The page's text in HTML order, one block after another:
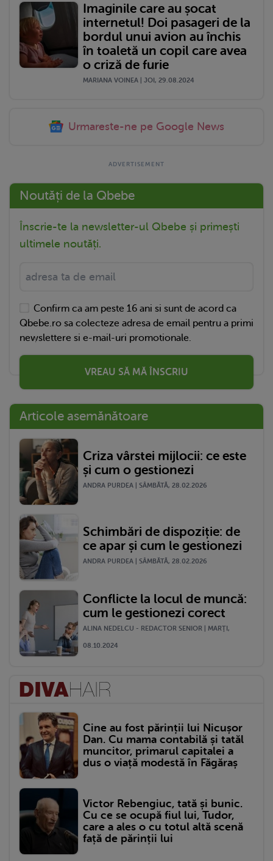
Imaginile care au șocat
internetul! Doi pasageri de la
bordul unui avion au închis
în toaletă un copil care avea
o criză de furie
MARIANA VOINEA | JOI, 29.08.2024
Urmareste-ne pe Google News
Noutăți de la Qbebe
Înscrie-te la newsletter-ul Qbebe și primești
ultimele noutăți.
Confirm ca am peste 16 ani si sunt de acord ca
Qbebe.ro sa colecteze adresa de email pentru a primi
newslettere si e-mail-uri promotionale.
VREAU SĂ MĂ ÎNSCRIU
Articole asemănătoare
Criza vârstei mijlocii: ce este
și cum o gestionezi
ANDRA PURDEA | SÂMBĂTĂ, 28.02.2026
Schimbări de dispoziție: de
ce apar și cum le gestionezi
ANDRA PURDEA | SÂMBĂTĂ, 28.02.2026
Conflicte la locul de muncă:
cum le gestionezi corect
ALINA NEDELCU - REDACTOR SENIOR | MARŢI,
08.10.2024
Cine au fost părinții lui Nicușor
Dan. Cu mama contabilă și tatăl
muncitor, primarul capitalei a
dus o viață modestă în Făgăraș
Victor Rebengiuc, tată și bunic.
Cu ce se ocupă fiul lui, Tudor,
care a ales o cu totul altă scenă
față de părinții lui